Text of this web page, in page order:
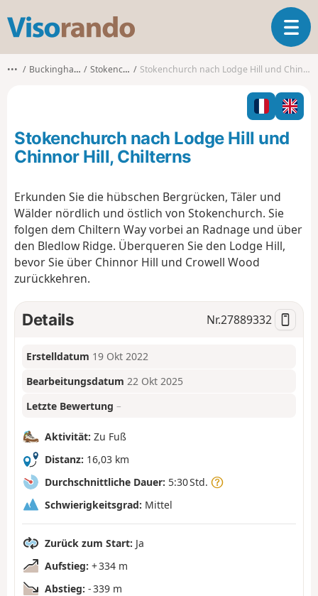
s
o
o
T
o
g
l
e
n
i
••• Buckinghamshire Stokenchurch Stokenchurch nach Lodge Hill und Chinnor Hill, Chilterns
Stokenchurch nach Lodge Hill und
Chinnor Hill, Chilterns
Erkunden Sie die hübschen Bergrücken, Täler und
Wälder nördlich und östlich von Stokenchurch. Sie
folgen dem Chiltern Way vorbei an Radnage und über
den Bledlow Ridge. Überqueren Sie den Lodge Hill,
bevor Sie über Chinnor Hill und Crowell Wood
zurückkehren.
Details Nr.27889332
Erstelldatum 19 Okt 2022
Bearbeitungsdatum 22 Okt 2025
Letzte Bewertung –
Aktivität: Zu Fuß
Distanz: 16,03 km
Durchschnittliche Dauer: 5:30 Std.
Schwierigkeitsgrad: Mittel
Zurück zum Start: Ja
Aufstieg: + 334 m
Abstieg: - 339 m